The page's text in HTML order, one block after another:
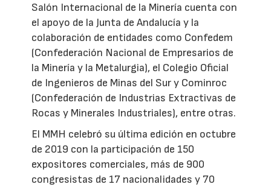
Salón Internacional de la Minería cuenta con
el apoyo de la Junta de Andalucía y la
colaboración de entidades como Confedem
(Confederación Nacional de Empresarios de
la Minería y la Metalurgia), el Colegio Oficial
de Ingenieros de Minas del Sur y Cominroc
(Confederación de Industrias Extractivas de
Rocas y Minerales Industriales), entre otras.
El MMH celebró su última edición en octubre
de 2019 con la participación de 150
expositores comerciales, más de 900
congresistas de 17 nacionalidades y 70